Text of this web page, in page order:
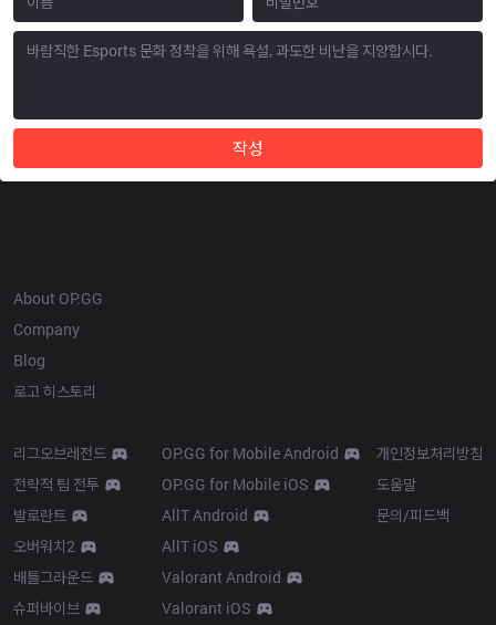
작성
About OP.GG
Company
Blog
로고 히스토리
리그오브레전드
전략적 팀 전투
발로란트
오버워치2
배틀그라운드
슈퍼바이브
OP.GG for Mobile Android
OP.GG for Mobile iOS
AllT Android
AllT iOS
Valorant Android
Valorant iOS
개인정보처리방침
도움말
문의/피드백